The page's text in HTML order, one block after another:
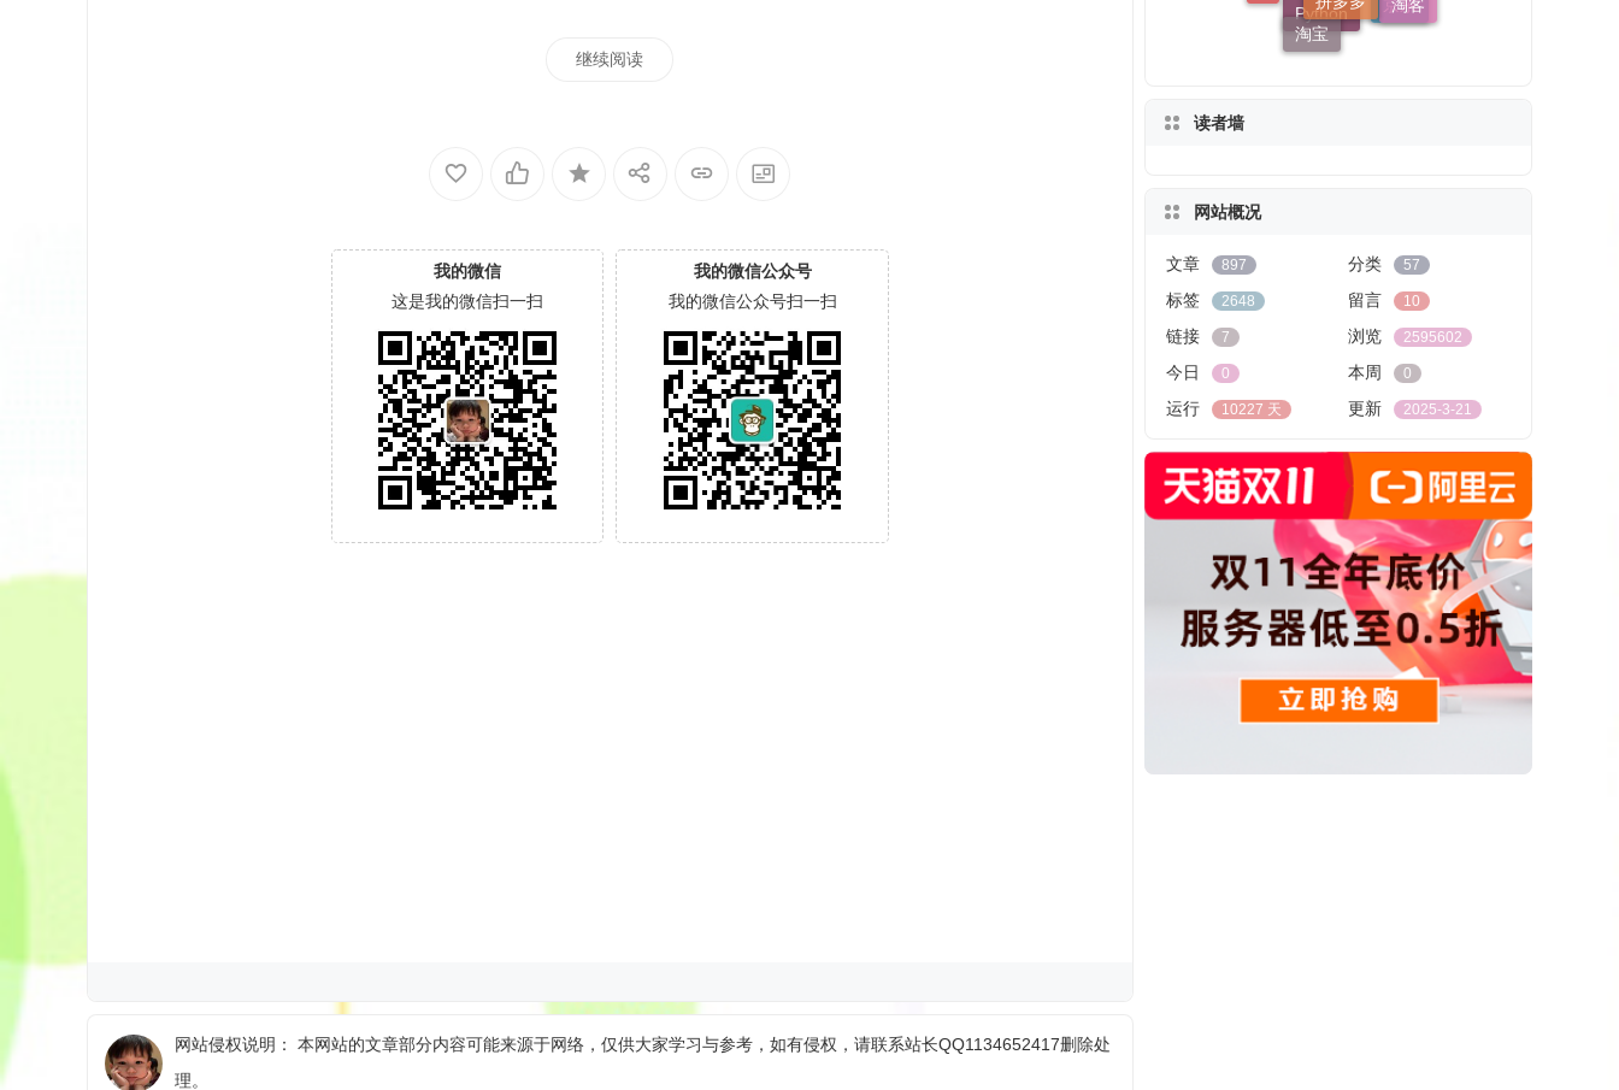
继续阅读
我的微信
这是我的微信扫一扫
我的微信公众号
我的微信公众号扫一扫
网站侵权说明： 本网站的文章部分内容可能来源于网络，仅供大家学习与参考，如有侵权，请联系站长QQ1134652417删除处
理。
老用户
红包
京东
Python
读者墙
网站概况
文章 897 分类 57
标签 2648 留言 10
链接 7 浏览 2595602
今日 0 本周 0
运行 10227 天 更新 2025-3-21